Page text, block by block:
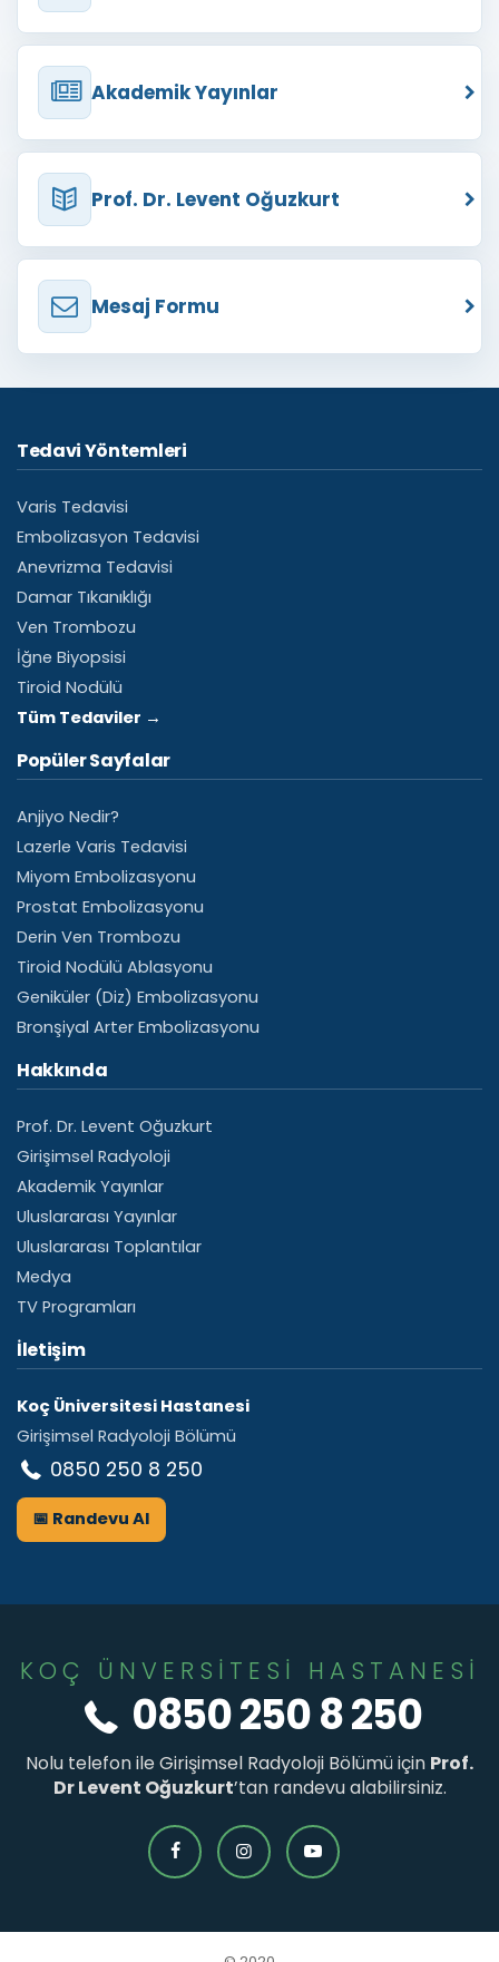
Akademik Yayınlar
Prof. Dr. Levent Oğuzkurt
Mesaj Formu
Tedavi Yöntemleri
Varis Tedavisi
Embolizasyon Tedavisi
Anevrizma Tedavisi
Damar Tıkanıklığı
Ven Trombozu
İğne Biyopsisi
Tiroid Nodülü
Tüm Tedaviler →
Popüler Sayfalar
Anjiyo Nedir?
Lazerle Varis Tedavisi
Miyom Embolizasyonu
Prostat Embolizasyonu
Derin Ven Trombozu
Tiroid Nodülü Ablasyonu
Geniküler (Diz) Embolizasyonu
Bronşiyal Arter Embolizasyonu
Hakkında
Prof. Dr. Levent Oğuzkurt
Girişimsel Radyoloji
Akademik Yayınlar
Uluslararası Yayınlar
Uluslararası Toplantılar
Medya
TV Programları
İletişim
Koç Üniversitesi Hastanesi
Girişimsel Radyoloji Bölümü
0850 250 8 250
📅 Randevu Al
KOÇ ÜNVERSİTESİ HASTANESİ
0850 250 8 250
Nolu telefon ile Girişimsel Radyoloji Bölümü için Prof.
Dr Levent Oğuzkurt’tan randevu alabilirsiniz.